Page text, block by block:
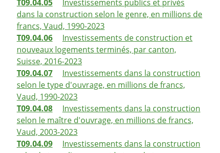
T09.04.05
Investissements publics et privés
dans la construction selon le genre, en millions de
francs, Vaud, 1990-2023
T09.04.06
Investissements de construction et
nouveaux logements terminés, par canton,
Suisse, 2016-2023
T09.04.07
Investissements dans la construction
selon le type d'ouvrage, en millions de francs,
Vaud, 1990-2023
T09.04.08
Investissements dans la construction
selon le maître d'ouvrage, en millions de francs,
Vaud, 2003-2023
T09.04.09
Investissements dans la construction